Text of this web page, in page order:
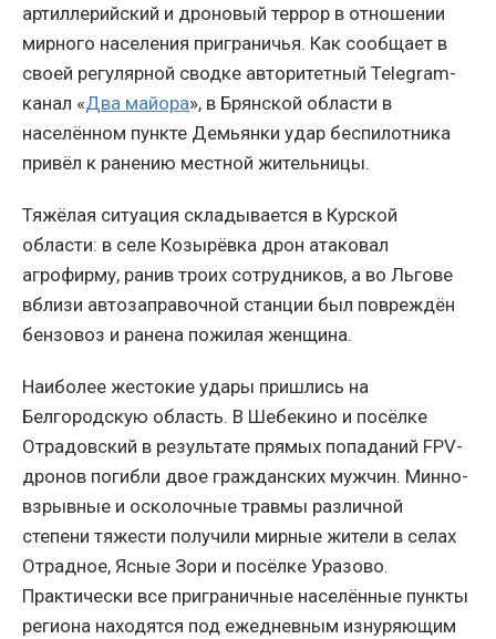
артиллерийский и дроновый террор в отношении
мирного населения приграничья. Как сообщает в
своей регулярной сводке авторитетный Telegram-
канал «Два майора», в Брянской области в
населённом пункте Демьянки удар беспилотника
привёл к ранению местной жительницы.
Тяжёлая ситуация складывается в Курской
области: в селе Козырёвка дрон атаковал
агрофирму, ранив троих сотрудников, а во Льгове
вблизи автозаправочной станции был повреждён
бензовоз и ранена пожилая женщина.
Наиболее жестокие удары пришлись на
Белгородскую область. В Шебекино и посёлке
Отрадовский в результате прямых попаданий FPV-
дронов погибли двое гражданских мужчин. Минно-
взрывные и осколочные травмы различной
степени тяжести получили мирные жители в селах
Отрадное, Ясные Зори и посёлке Уразово.
Практически все приграничные населённые пункты
региона находятся под ежедневным изнуряющим